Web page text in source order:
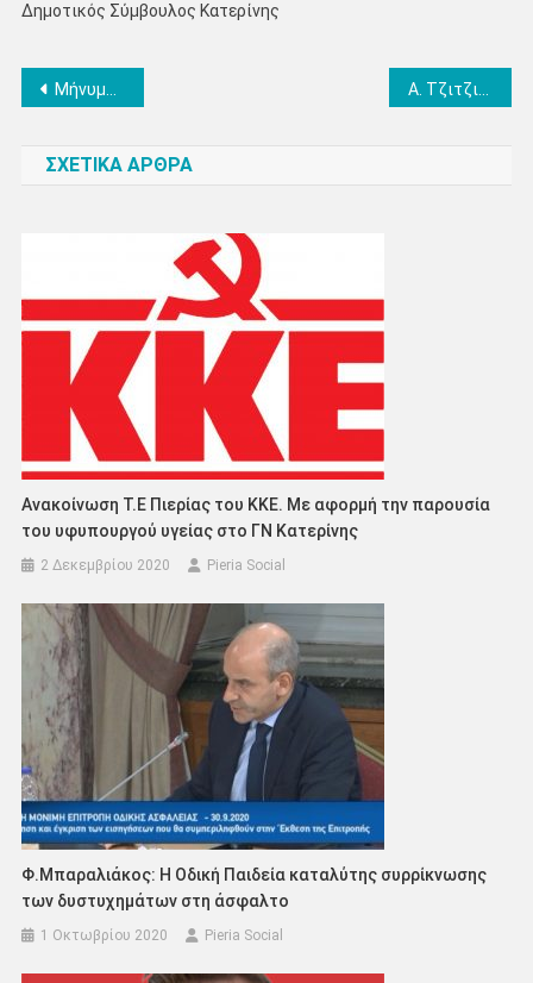
Δημοτικός Σύμβουλος Κατερίνης
Πλοήγηση
Μήνυμα Αντιπεριφερειάρχη Πιερίας για την Παγκόσμια Ημέρα Περιβάλλοντος
ΣΧΕΤΙΚΑ ΑΡΘΡΑ
Ανακοίνωση Τ.Ε Πιερίας του ΚΚΕ. Με αφορμή την παρουσία
του υφυπουργού υγείας στο ΓΝ Κατερίνης
2 Δεκεμβρίου 2020 Pieria Social
Φ.Μπαραλιάκος: Η Οδική Παιδεία καταλύτης συρρίκνωσης
των δυστυχημάτων στη άσφαλτο
1 Οκτωβρίου 2020 Pieria Social